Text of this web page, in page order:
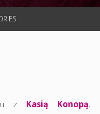
z Kasią Konopą,